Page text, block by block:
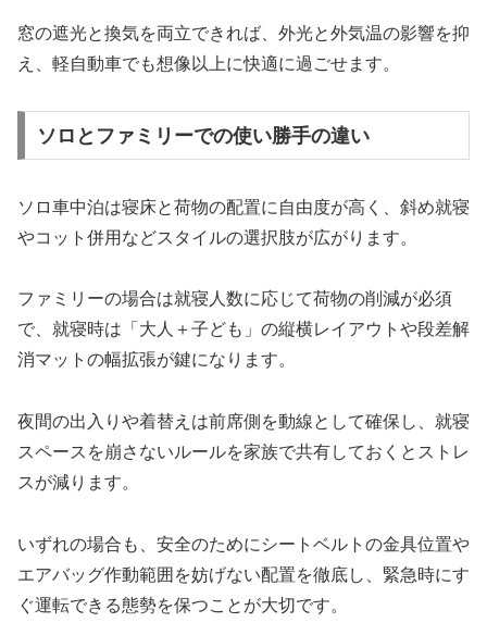
窓の遮光と換気を両立できれば、外光と外気温の影響を抑
え、軽自動車でも想像以上に快適に過ごせます。
ソロとファミリーでの使い勝手の違い
ソロ車中泊は寝床と荷物の配置に自由度が高く、斜め就寝
やコット併用などスタイルの選択肢が広がります。
ファミリーの場合は就寝人数に応じて荷物の削減が必須
で、就寝時は「大人＋子ども」の縦横レイアウトや段差解
消マットの幅拡張が鍵になります。
夜間の出入りや着替えは前席側を動線として確保し、就寝
スペースを崩さないルールを家族で共有しておくとストレ
スが減ります。
いずれの場合も、安全のためにシートベルトの金具位置や
エアバッグ作動範囲を妨げない配置を徹底し、緊急時にす
ぐ運転できる態勢を保つことが大切です。